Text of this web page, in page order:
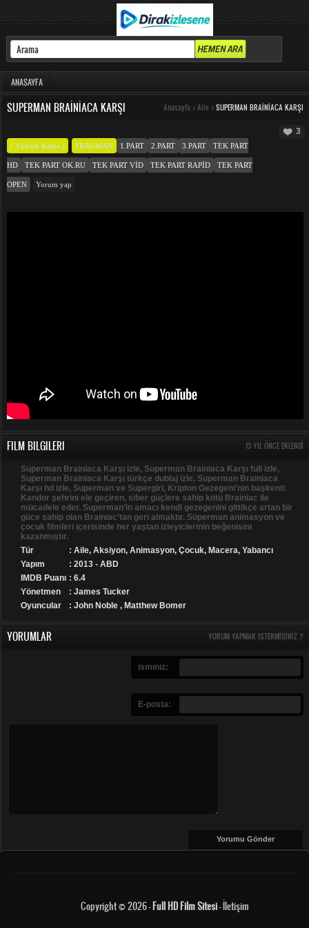
ANASAYFA
SUPERMAN BRAINIACA KARŞI Anasayfa > Aile > SUPERMAN BRAINIACA KARŞI
3
( Yüksek Kalite ) FRAGMAN 1.PART 2.PART 3.PART TEK PART
HD TEK PART OK.RU TEK PART VID TEK PART RAPID TEK PART
OPEN Yorum yap
FILM BILGILERI 13 YIL ÖNCE EKLENDI
Superman Brainiaca Karşı izle, Superman Brainiaca Karşı full izle,
Superman Brainiaca Karşı türkçe dublaj izle, Superman Brainiaca
Karşı hd izle, Superman ve Supergirl, Kripton Gezegeni’nin başkenti
Kandor şehrini ele geçiren, siber güçlere sahip kötü Brainiac ile
mücadele eder. Superman’in amacı kendi gezegenini gittikçe artan bir
güce sahip olan Brainiac’tan geri almaktır. Süperman animasyon ve
çocuk filmleri içerisinde her yaştan izleyiclerinin beğenisini
kazanmıştır.
Tür
: Aile, Aksiyon, Animasyon, Çocuk, Macera, Yabancı
Yapım
: 2013 - ABD
IMDB Puanı : 6.4
Yönetmen
: James Tucker
Oyuncular
: John Noble , Matthew Bomer
YORUMLAR YORUM YAPMAK ISTERMISINIZ ?
isminiz:
E-posta:
Copyright © 2026 -Full HD Film Sitesi-İletişim